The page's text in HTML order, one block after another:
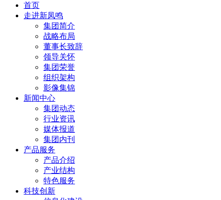
首页
走进新凤鸣
集团简介
战略布局
董事长致辞
领导关怀
集团荣誉
组织架构
影像集锦
新闻中心
集团动态
行业资讯
媒体报道
集团内刊
产品服务
产品介绍
产业结构
特色服务
科技创新